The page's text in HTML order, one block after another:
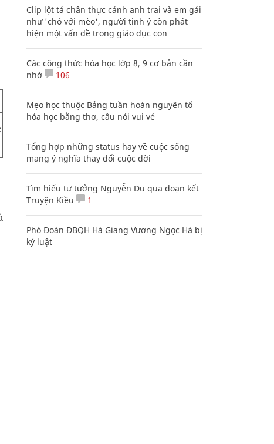
Clip lột tả chân thực cảnh anh trai và em gái
như 'chó với mèo', người tinh ý còn phát
hiện một vấn đề trong giáo dục con
Các công thức hóa học lớp 8, 9 cơ bản cần
nhớ
106
Mẹo học thuộc Bảng tuần hoàn nguyên tố
hóa học bằng thơ, câu nói vui vẻ
Tổng hợp những status hay về cuộc sống
mang ý nghĩa thay đổi cuộc đời
Tìm hiểu tư tưởng Nguyễn Du qua đoạn kết
Truyện Kiều
1
Phó Đoàn ĐBQH Hà Giang Vương Ngọc Hà bị
kỷ luật